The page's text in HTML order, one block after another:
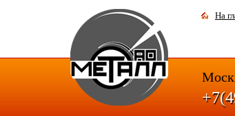
На